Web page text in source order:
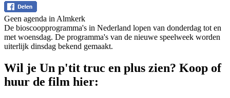
Geen agenda in Almkerk
De bioscoopprogramma's in Nederland lopen van donderdag tot en
met woensdag. De programma's van de nieuwe speelweek worden
uiterlijk dinsdag bekend gemaakt.
Wil je Un p'tit truc en plus zien? Koop of
huur de film hier: